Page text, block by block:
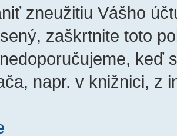
zneužitiu Vášho
zaškrtnite toto
keď
napr. v knižnici, z